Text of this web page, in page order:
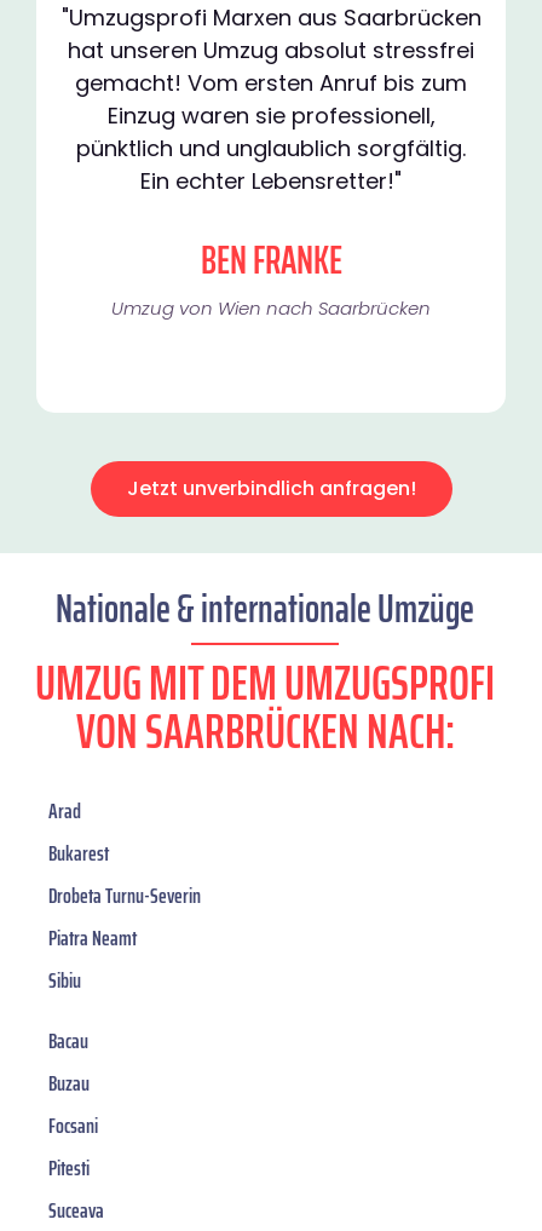
"Umzugsprofi Marxen aus Saarbrücken
hat unseren Umzug absolut stressfrei
gemacht! Vom ersten Anruf bis zum
Einzug waren sie professionell,
pünktlich und unglaublich sorgfältig.
Ein echter Lebensretter!"
BEN FRANKE
Umzug von Wien nach Saarbrücken
Jetzt unverbindlich anfragen!
Nationale & internationale Umzüge
UMZUG MIT DEM UMZUGSPROFI
VON SAARBRÜCKEN NACH:
Arad
Bukarest
Drobeta Turnu-Severin
Piatra Neamt
Sibiu
Bacau
Buzau
Focsani
Pitesti
Suceava